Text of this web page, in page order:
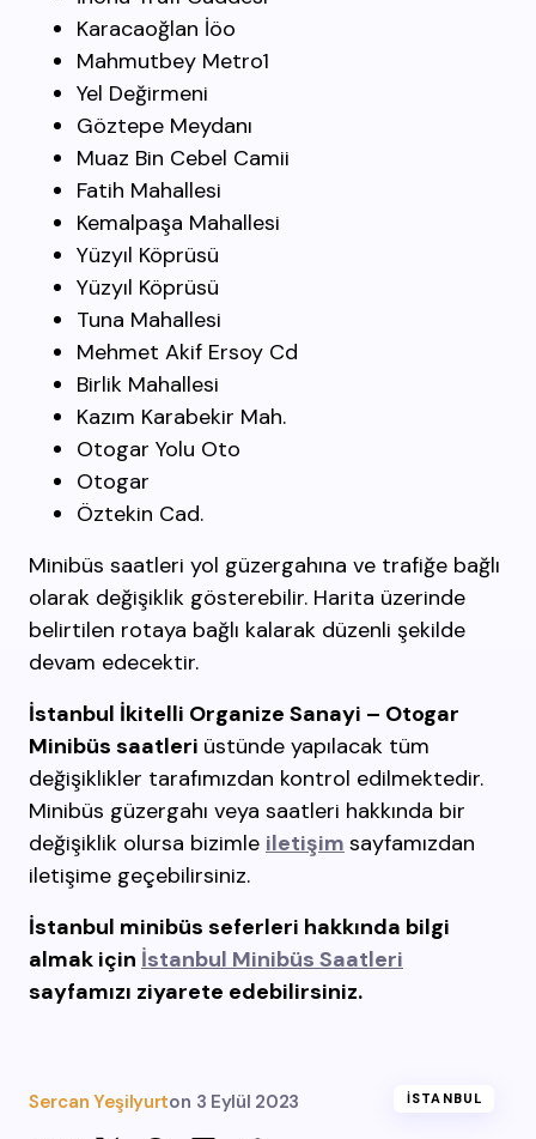
Karacaoğlan İöo
Mahmutbey Metro1
Yel Değirmeni
Göztepe Meydanı
Muaz Bin Cebel Camii
Fatih Mahallesi
Kemalpaşa Mahallesi
Yüzyıl Köprüsü
Yüzyıl Köprüsü
Tuna Mahallesi
Mehmet Akif Ersoy Cd
Birlik Mahallesi
Kazım Karabekir Mah.
Otogar Yolu Oto
Otogar
Öztekin Cad.
Minibüs saatleri yol güzergahına ve trafiğe bağlı
olarak değişiklik gösterebilir. Harita üzerinde
belirtilen rotaya bağlı kalarak düzenli şekilde
devam edecektir.
İstanbul İkitelli Organize Sanayi – Otogar
Minibüs saatleri üstünde yapılacak tüm
değişiklikler tarafımızdan kontrol edilmektedir.
Minibüs güzergahı veya saatleri hakkında bir
değişiklik olursa bizimle iletişim sayfamızdan
iletişime geçebilirsiniz.
İstanbul minibüs seferleri hakkında bilgi
almak için İstanbul Minibüs Saatleri
sayfamızı ziyarete edebilirsiniz.
Sercan Yeşilyurton 3 Eylül 2023 İSTANBUL